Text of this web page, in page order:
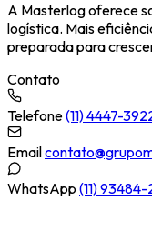
A Masterlog oferece
logística. Mais
preparada para
Contato
Telefone(11) 4447-
Email
WhatsApp (11) 93484-